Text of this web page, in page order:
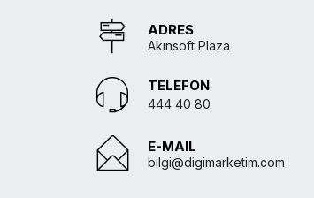
ADRES
Akınsoft Plaza
TELEFON
444 40 80
E-MAIL
bilgi@digimarketim.com